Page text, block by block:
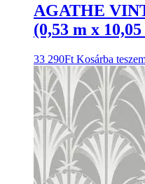
AGATHE
(0,53 m x
33 290Ft Kosárba